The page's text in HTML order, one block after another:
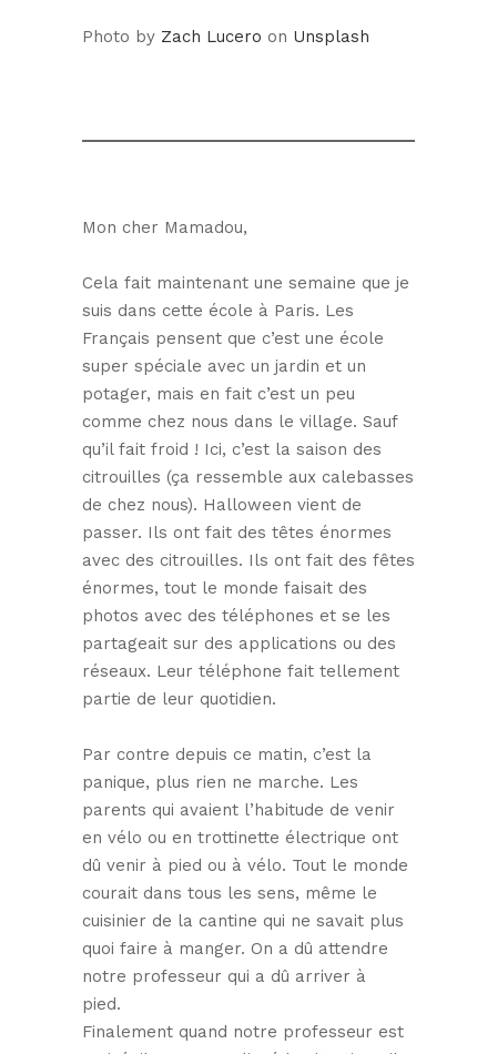
Photo by Zach Lucero on Unsplash
Mon cher Mamadou,
Cela fait maintenant une semaine que je
suis dans cette école à Paris. Les
Français pensent que c’est une école
super spéciale avec un jardin et un
potager, mais en fait c’est un peu
comme chez nous dans le village. Sauf
qu’il fait froid ! Ici, c’est la saison des
citrouilles (ça ressemble aux calebasses
de chez nous). Halloween vient de
passer. Ils ont fait des têtes énormes
avec des citrouilles. Ils ont fait des fêtes
énormes, tout le monde faisait des
photos avec des téléphones et se les
partageait sur des applications ou des
réseaux. Leur téléphone fait tellement
partie de leur quotidien.
Par contre depuis ce matin, c’est la
panique, plus rien ne marche. Les
parents qui avaient l’habitude de venir
en vélo ou en trottinette électrique ont
dû venir à pied ou à vélo. Tout le monde
courait dans tous les sens, même le
cuisinier de la cantine qui ne savait plus
quoi faire à manger. On a dû attendre
notre professeur qui a dû arriver à
pied.
Finalement quand notre professeur est